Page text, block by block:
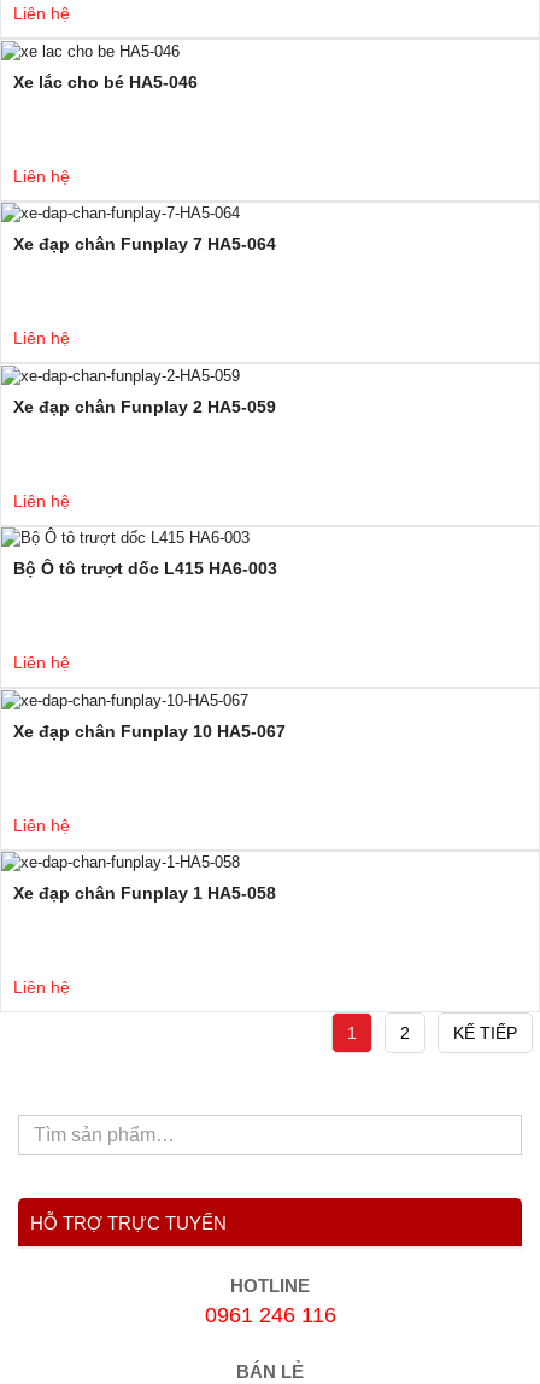
Liên hệ
Xe lắc cho bé HA5-046
Liên hệ
Xe đạp chân Funplay 7 HA5-064
Liên hệ
Xe đạp chân Funplay 2 HA5-059
Liên hệ
Bộ Ô tô trượt dốc L415 HA6-003
Liên hệ
Xe đạp chân Funplay 10 HA5-067
Liên hệ
Xe đạp chân Funplay 1 HA5-058
Liên hệ
1 2 KẾ TIẾP
HỖ TRỢ TRỰC TUYẾN
HOTLINE
0961 246 116
BÁN LẺ